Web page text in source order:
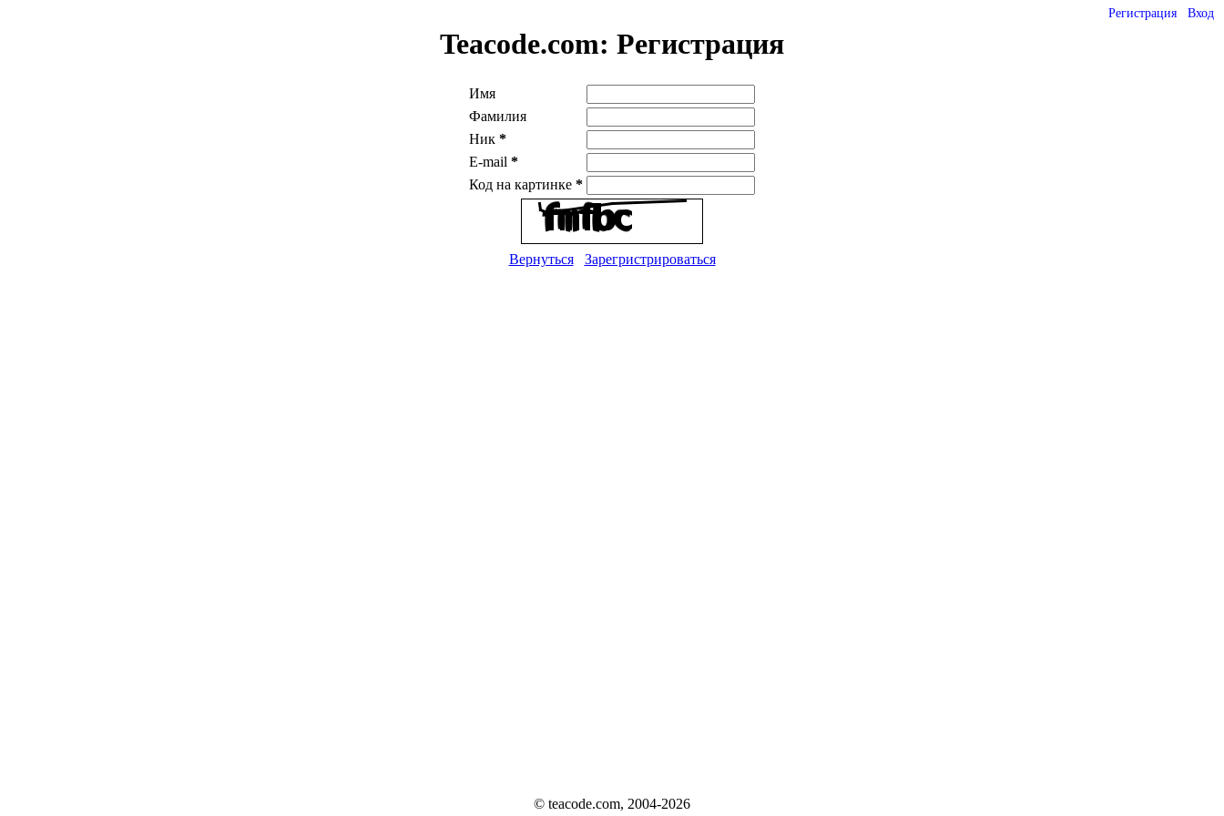
Регистрация Вход
Teacode.com: Регистрация
Имя
Фамилия
Ник *
E-mail *
Код на картинке *
Вернуться Зарегристрироваться
© teacode.com, 2004-2026